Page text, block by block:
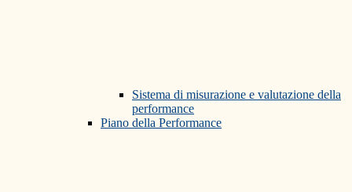
Sistema di misurazione e valutazione della
performance
Piano della Performance